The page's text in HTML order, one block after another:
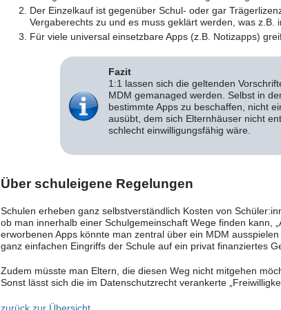
Der Einzelkauf ist gegenüber Schul- oder gar
Vergaberechts zu und es muss geklärt werden, was z.B.
Für viele universal einsetzbare Apps (z.B. Notizapps)
Fazit
1:1 lassen sich die geltenden
MDM gemanaged werden. Selbst in
bestimmte Apps zu beschaffen, nicht
ausübt, dem sich Elternhäuser nicht
schlecht einwilligungsfähig wäre.
Über schuleigene Regelungen
Schulen erheben ganz selbstverständlich Kosten von
ob man innerhalb einer Schulgemeinschaft Wege finden kann,
erworbenen Apps könnte man zentral über ein MDM
ganz einfachen Eingriffs der Schule auf ein privat finanziertes
Zudem müsste man Eltern, die diesen Weg nicht mitgehen
Sonst lässt sich die im Datenschutzrecht verankerte
zurück zur Übersicht